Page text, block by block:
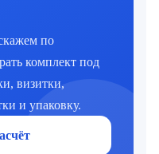
по
комплект под
визитки,
и упаковку.